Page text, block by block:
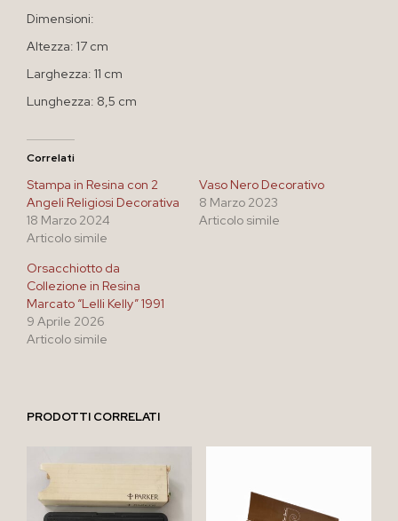
Dimensioni:
Altezza: 17 cm
Larghezza: 11 cm
Lunghezza: 8,5 cm
Correlati
Stampa in Resina con 2
Angeli Religiosi Decorativa
18 Marzo 2024
Articolo simile
Vaso Nero Decorativo
8 Marzo 2023
Articolo simile
Orsacchiotto da
Collezione in Resina
Marcato “Lelli Kelly” 1991
9 Aprile 2026
Articolo simile
PRODOTTI CORRELATI